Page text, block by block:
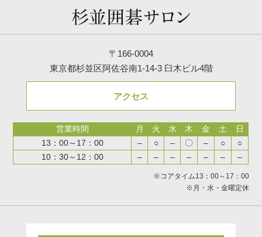
〒166-0004
東京都杉並区阿佐谷南1-14-3 臼木ビル4階
アクセス
営業時間 月 火 水 木 金 土
日
13：00～17：00
– ○ – 〇 – ○
○
10：30～12：00
– – – – – – –
※コアタイム13：00～17：00
※月・水・金曜定休